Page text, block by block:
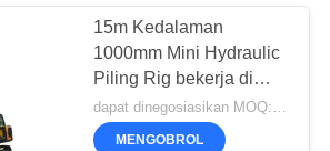
Rig
15m Kedalaman
1000mm Mini Hydraulic
Piling Rig bekerja di
tempat kerja dengan
akses terbatas untuk
dapat dinegosiasikan MOQ:1 unit
MENGOBROL